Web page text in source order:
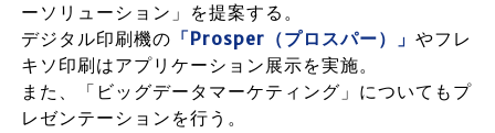
ーソリューション」を提案する。
デジタル印刷機の 「Prosper（プロスパー）」 やフレ
キソ印刷はアプリケーション展示を実施。
また、「ビッグデータマーケティング」についてもプ
レゼンテーションを行う。